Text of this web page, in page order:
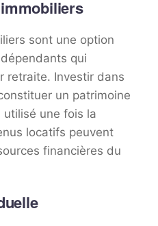
sont une option
qui
retraite. Investir dans
un patrimoine
une fois la
locatifs peuvent
financières du